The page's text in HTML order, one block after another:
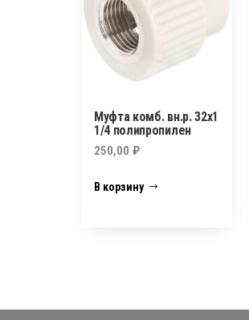
Муфта комб. вн.р. 32х1
1/4 полипропилен
250,00 ₽
В корзину